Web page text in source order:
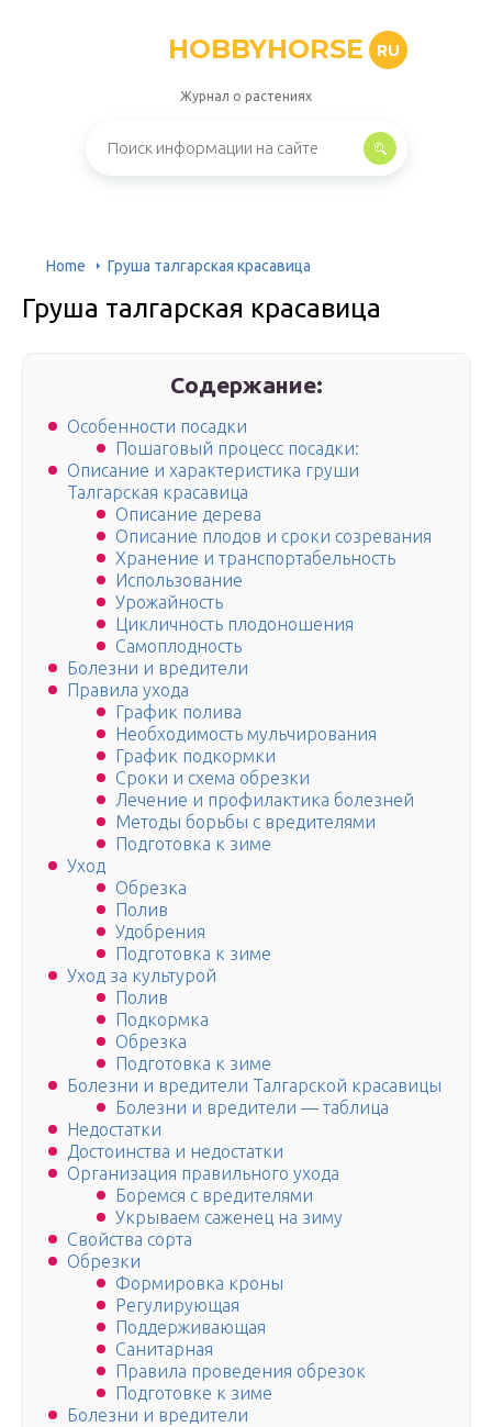
HOBBYHORSE RU
Журнал о растениях
Home Груша талгарская красавица
Груша талгарская красавица
Содержание:
Особенности посадки
Пошаговый процесс посадки:
Описание и характеристика груши
Талгарская красавица
Описание дерева
Описание плодов и сроки созревания
Хранение и транспортабельность
Использование
Урожайность
Цикличность плодоношения
Самоплодность
Болезни и вредители
Правила ухода
График полива
Необходимость мульчирования
График подкормки
Сроки и схема обрезки
Лечение и профилактика болезней
Методы борьбы с вредителями
Подготовка к зиме
Уход
Обрезка
Полив
Удобрения
Подготовка к зиме
Уход за культурой
Полив
Подкормка
Обрезка
Подготовка к зиме
Болезни и вредители Талгарской красавицы
Болезни и вредители — таблица
Недостатки
Достоинства и недостатки
Организация правильного ухода
Боремся с вредителями
Укрываем саженец на зиму
Свойства сорта
Обрезки
Формировка кроны
Регулирующая
Поддерживающая
Санитарная
Правила проведения обрезок
Подготовке к зиме
Болезни и вредители